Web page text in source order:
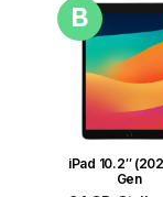
B
iPad 10.2″
Gen